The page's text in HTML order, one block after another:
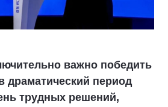
важно победить
драматический период
трудных решений,